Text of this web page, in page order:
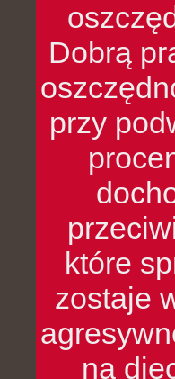
Dobrą
przy
które
zostaje
na